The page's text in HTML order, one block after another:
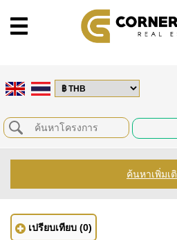
ค้นหาเพิ่มเ
เปรียบเทียบ (0)